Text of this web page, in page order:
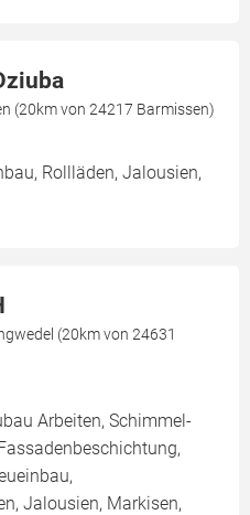
(20km von 24217 Barmissen)
Rollläden, Jalousien,
(20km von 24631
Arbeiten, Schimmel-
Jalousien, Markisen,